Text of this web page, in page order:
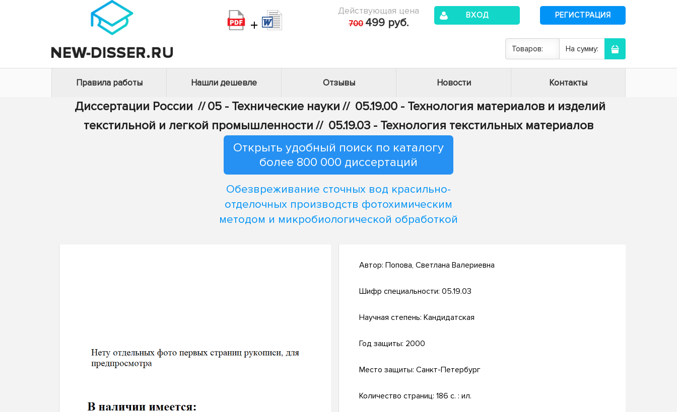
+
Действующая цена
700 499 руб.
ВХОД РЕГИСТРАЦИЯ
Товаров: На сумму:
Правила работы Нашли дешевле Отзывы Новости Контакты
Диссертации России // 05 - Технические науки // 05.19.00 - Технология материалов и изделий
текстильной и легкой промышленности // 05.19.03 - Технология текстильных материалов
Открыть удобный поиск по каталогу
более 800 000 диссертаций
Обезвреживание сточных вод красильно-
отделочных производств фотохимическим
методом и микробиологической обработкой
Автор: Попова, Светлана Валериевна
Шифр специальности: 05.19.03
Научная степень: Кандидатская
Год защиты: 2000
Место защиты: Санкт-Петербург
Количество страниц: 186 с. : ил.